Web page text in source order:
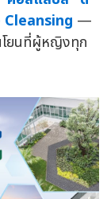
—
โยนที่ผู้หญิงทุก